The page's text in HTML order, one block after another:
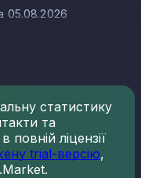
05.08.2026
харчування
входять різні
та структуру ринку.
та кількість
на 05.08.2026:
статистику
та
повній ліцензії
trial-версію,